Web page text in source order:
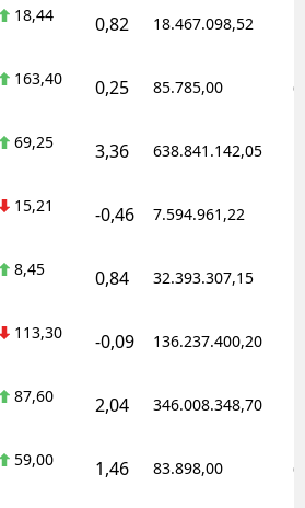
18,44 0,82 18.467.098,52
163,40 0,25 85.785,00
69,25 3,36 638.841.142,05
15,21 -0,46 7.594.961,22
8,45 0,84 32.393.307,15
113,30 -0,09 136.237.400,20
87,60 2,04 346.008.348,70
59,00 1,46 83.898,00